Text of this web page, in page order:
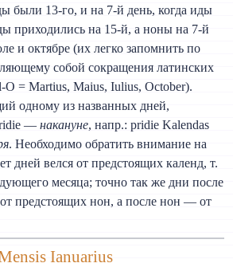
были 13-го, и на 7-й день, когда иды
приходились на 15-й, а ноны на 7-й
и октябре (их легко запомнить по
собой сокращения латинских
= Martius, Maius, Iulius, October).
одному из названных дней,
—накануне, напр.: pridie Kalendas
. Необходимо обратить внимание на
дней велся от предстоящих календ, т.
месяца; точно так же дни после
предстоящих нон, а после нон — от
Ianuarius